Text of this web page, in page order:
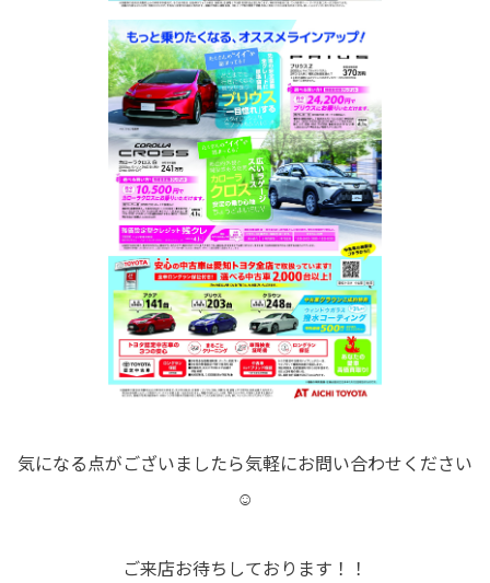
気になる点がございましたら気軽にお問い合わせください
☺
ご来店お待ちしております！！